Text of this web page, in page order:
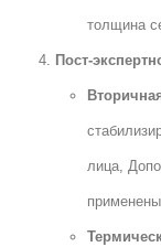
толщина
Пост-
лица,